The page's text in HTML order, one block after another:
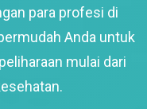
para profesi di
Anda untuk
mulai dari